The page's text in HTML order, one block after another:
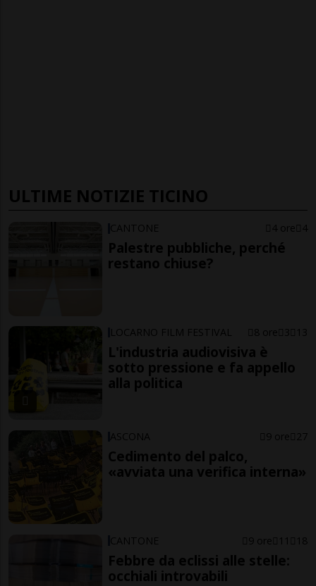
ULTIME NOTIZIE TICINO
CANTONE 4 ore 4
Palestre pubbliche, perché
restano chiuse?
LOCARNO FILM FESTIVAL 8 ore 3 13
L'industria audiovisiva è
sotto pressione e fa appello
alla politica
ASCONA 9 ore 27
Cedimento del palco,
«avviata una verifica interna»
CANTONE 9 ore 11 18
Febbre da eclissi alle stelle:
occhiali introvabili